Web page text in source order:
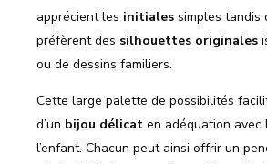
apprécient les initiales simples tandis
préfèrent des silhouettes originales
ou de dessins familiers.
Cette large palette de possibilités
d’un bijou délicat en adéquation
l’enfant. Chacun peut ainsi offrir un